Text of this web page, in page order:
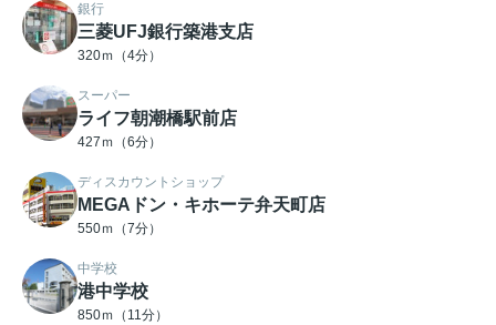
銀行
三菱UFJ銀行築港支店
320ｍ（4分）
スーパー
ライフ朝潮橋駅前店
427ｍ（6分）
ディスカウントショップ
MEGAドン・キホーテ弁天町店
550ｍ（7分）
中学校
港中学校
850ｍ（11分）